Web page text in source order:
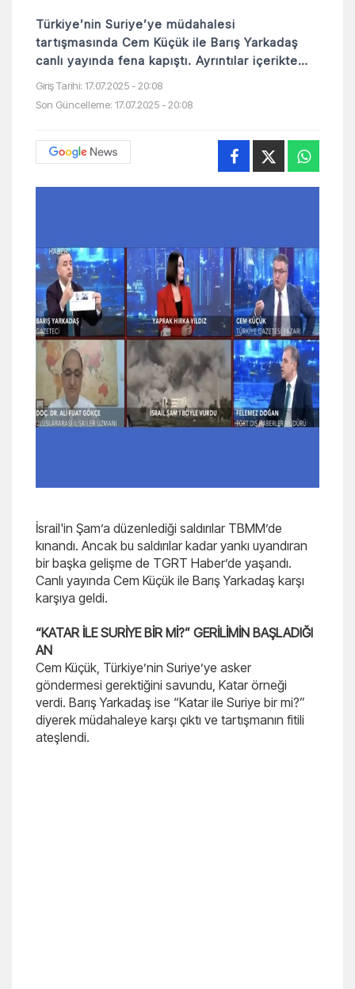
Türkiye’nin Suriye’ye müdahalesi
tartışmasında Cem Küçük ile Barış Yarkadaş
canlı yayında fena kapıştı. Ayrıntılar içerikte…
Giriş Tarihi: 17.07.2025 - 20:08
Son Güncelleme: 17.07.2025 - 20:08
İsrail'in Şam’a düzenlediği saldırılar TBMM’de
kınandı. Ancak bu saldırılar kadar yankı uyandıran
bir başka gelişme de TGRT Haber’de yaşandı.
Canlı yayında Cem Küçük ile Barış Yarkadaş karşı
karşıya geldi.
“KATAR İLE SURİYE BİR Mİ?” GERİLİMİN BAŞLADIĞI
AN
Cem Küçük, Türkiye’nin Suriye’ye asker
göndermesi gerektiğini savundu, Katar örneği
verdi. Barış Yarkadaş ise “Katar ile Suriye bir mi?”
diyerek müdahaleye karşı çıktı ve tartışmanın fitili
ateşlendi.